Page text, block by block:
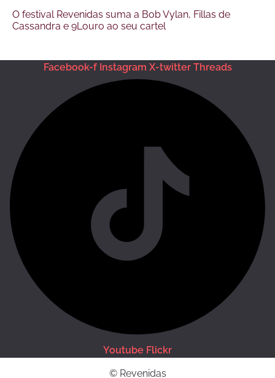
O festival Revenidas suma a Bob Vylan, Fillas de
Cassandra e 9Louro ao seu cartel
Facebook-f Instagram X-twitter Threads
Youtube Flickr
© Revenidas